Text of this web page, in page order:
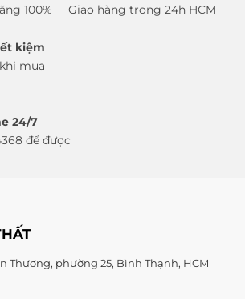
100%
Giao hàng trong 24h HCM
kiệm
mua
24/7
để được
Thương, phường 25, Bình Thạnh, HCM